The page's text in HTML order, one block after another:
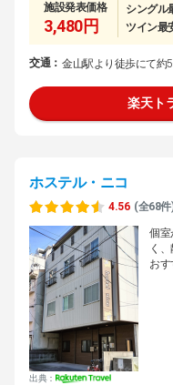
施設発表価格
3,480円
シングル
ツイン最
交通： 金山駅より徒歩にて約
楽天ト
ホステル・ニコ
4.56 (全68件)
出典：
個室
く
おす